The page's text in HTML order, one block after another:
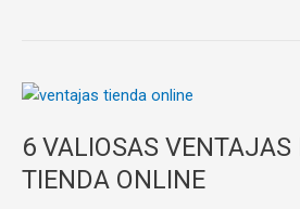
6 VALIOSAS VENTAJAS
TIENDA ONLINE
6
VENTAJAS
DE